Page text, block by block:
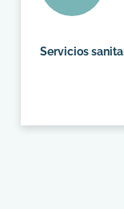
Servicios